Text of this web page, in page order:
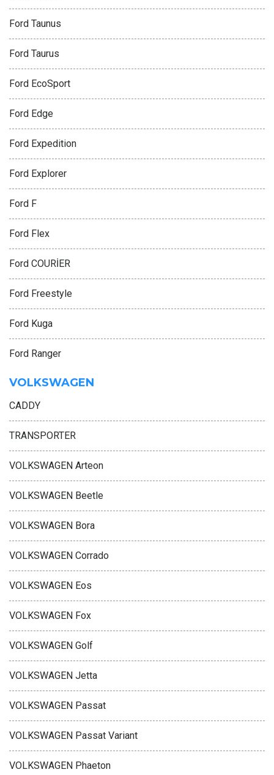
Ford Taunus
Ford Taurus
Ford EcoSport
Ford Edge
Ford Expedition
Ford Explorer
Ford F
Ford Flex
Ford COURİER
Ford Freestyle
Ford Kuga
Ford Ranger
VOLKSWAGEN
CADDY
TRANSPORTER
VOLKSWAGEN Arteon
VOLKSWAGEN Beetle
VOLKSWAGEN Bora
VOLKSWAGEN Corrado
VOLKSWAGEN Eos
VOLKSWAGEN Fox
VOLKSWAGEN Golf
VOLKSWAGEN Jetta
VOLKSWAGEN Passat
VOLKSWAGEN Passat Variant
VOLKSWAGEN Phaeton